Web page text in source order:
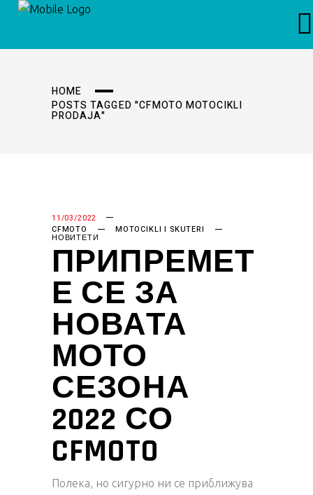
HOME
POSTS TAGGED "CFMOTO MOTOCIKLI
PRODAJA"
11/03/2022
CFMOTO
MOTOCIKLI I SKUTERI
НОВИТЕТИ
ПРИПРЕМЕТ
Е СЕ ЗА
НОВАТА
МОТО
СЕЗОНА
2022 СО
CFMOTO
Полека, но сигурно ни се приближува